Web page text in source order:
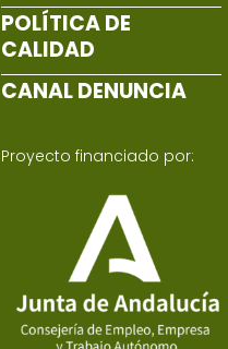
POLÍTICA DE
CALIDAD
CANAL DENUNCIA
Proyecto financiado por: